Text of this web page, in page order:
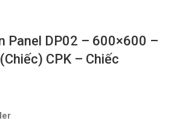
Panel DP02 – 600×600 –
CPK – Chiếc